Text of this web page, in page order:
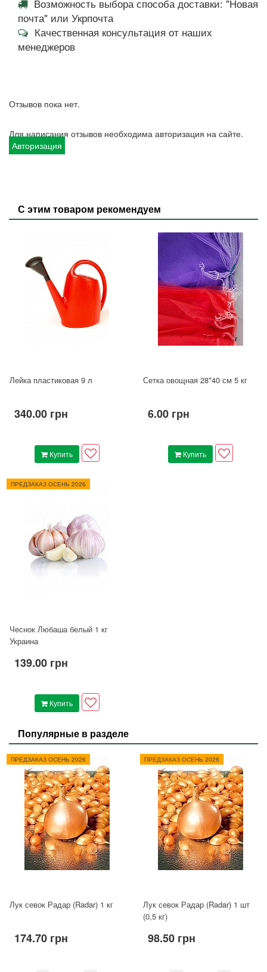
Возможность выбора способа доставки: "Новая
почта" или Укрпочта
Качественная консультация от наших
менеджеров
Отзывов пока нет.
Для написания отзывов необходима авторизация на сайте.
Авторизация
С этим товаром рекомендуем
Лейка пластиковая 9 л
340.00 грн
Купить
Сетка овощная 28*40 см 5 кг
6.00 грн
Купить
ПРЕДЗАКАЗ ОСЕНЬ 2026
Чеснок Любаша белый 1 кг
Украина
139.00 грн
Купить
Популярные в разделе
ПРЕДЗАКАЗ ОСЕНЬ 2026
Лук севок Радар (Radar) 1 кг
174.70 грн
ПРЕДЗАКАЗ ОСЕНЬ 2026
Лук севок Радар (Radar) 1 шт
(0,5 кг)
98.50 грн